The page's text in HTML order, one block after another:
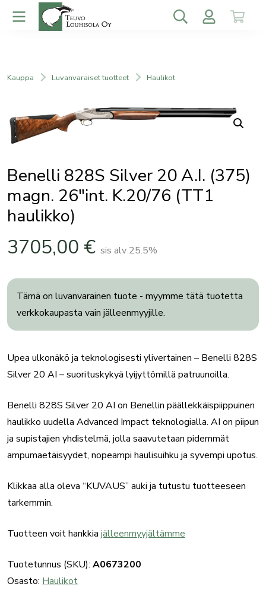
Kauppa Luvanvaraiset tuotteet Haulikot
Benelli 828S Silver 20 A.I. (375)
magn. 26″int. K.20/76 (TT1
haulikko)
3705,00 € sis alv 25.5%
Tämä on luvanvarainen tuote - myymme tätä tuotetta
verkkokaupasta vain jälleenmyyjille.
Upea ulkonäkö ja teknologisesti ylivertainen – Benelli 828S
Silver 20 AI – suorituskykyä lyijyttömillä patruunoilla.
Benelli 828S Silver 20 AI on Benellin päällekkäispiippuinen
haulikko uudella Advanced Impact teknologialla. AI on piipun
ja supistajien yhdistelmä, jolla saavutetaan pidemmät
ampumaetäisyydet, nopeampi haulisuihku ja syvempi upotus.
Klikkaa alla oleva “KUVAUS” auki ja tutustu tuotteeseen
tarkemmin.
Tuotteen voit hankkia jälleenmyyjältämme
Tuotetunnus (SKU): A0673200
Osasto: Haulikot